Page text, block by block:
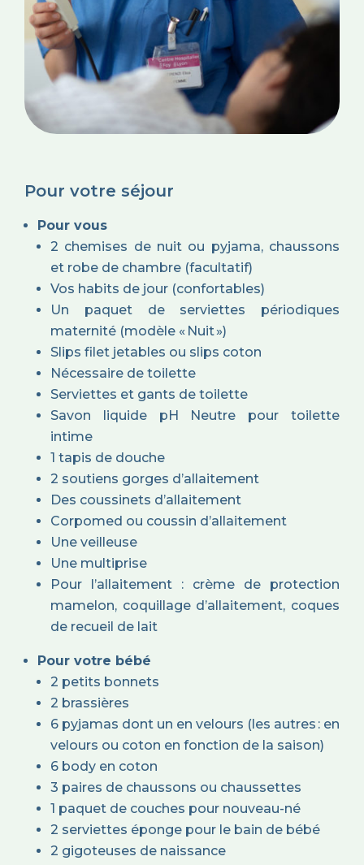
Pour votre séjour
Pour vous
2 chemises de nuit ou pyjama, chaussons
et robe de chambre (facultatif)
Vos habits de jour (confortables)
Un paquet de serviettes périodiques
maternité (modèle « Nuit »)
Slips filet jetables ou slips coton
Nécessaire de toilette
Serviettes et gants de toilette
Savon liquide pH Neutre pour toilette
intime
1 tapis de douche
2 soutiens gorges d’allaitement
Des coussinets d’allaitement
Corpomed ou coussin d’allaitement
Une veilleuse
Une multiprise
Pour l’allaitement : crème de protection
mamelon, coquillage d’allaitement, coques
de recueil de lait
Pour votre bébé
2 petits bonnets
2 brassières
6 pyjamas dont un en velours (les autres : en
velours ou coton en fonction de la saison)
6 body en coton
3 paires de chaussons ou chaussettes
1 paquet de couches pour nouveau-né
2 serviettes éponge pour le bain de bébé
2 gigoteuses de naissance